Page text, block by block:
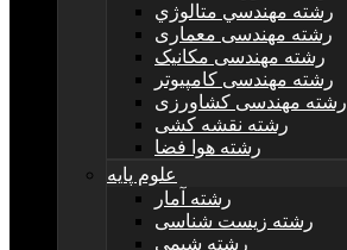
رشته مهندسي متالوژي
رشته مهندسی معماری
رشته مهندسی مکانیک
رشته مهندسی کامپیوتر
رشته مهندسی کشاورزی
رشته نقشه کشی
رشته هوا فضا
علوم پایه
رشته آمار
رشته زیست شناسی
رشته شیمی